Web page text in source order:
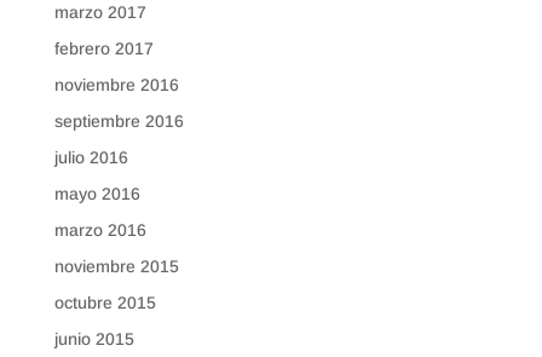
marzo 2017
febrero 2017
noviembre 2016
septiembre 2016
julio 2016
mayo 2016
marzo 2016
noviembre 2015
octubre 2015
junio 2015